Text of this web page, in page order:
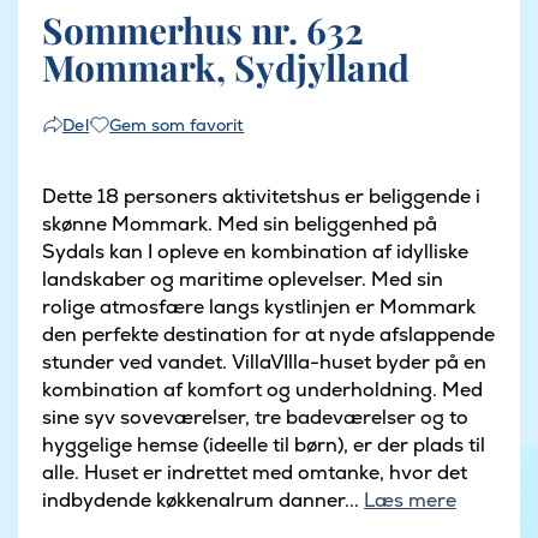
Sommerhus nr. 632
Mommark, Sydjylland
Del Gem som favorit
Dette 18 personers aktivitetshus er beliggende i
skønne Mommark. Med sin beliggenhed på
Sydals kan I opleve en kombination af idylliske
landskaber og maritime oplevelser. Med sin
rolige atmosfære langs kystlinjen er Mommark
den perfekte destination for at nyde afslappende
stunder ved vandet. VillaVIlla-huset byder på en
kombination af komfort og underholdning. Med
sine syv soveværelser, tre badeværelser og to
hyggelige hemse (ideelle til børn), er der plads til
alle. Huset er indrettet med omtanke, hvor det
indbydende køkkenalrum danner... Læs mere